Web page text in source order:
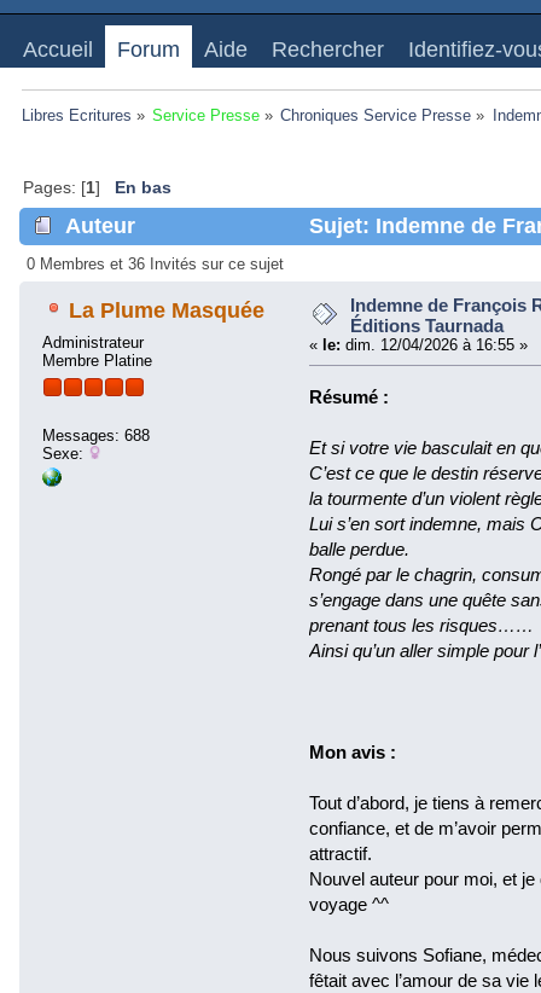
Accueil Forum Aide Rechercher Identifiez-
Libres Ecritures » Service Presse» Chroniques Service Presse »
Pages: [1] En bas
Auteur
Sujet: Indemne de
(Lu 327490 fois)
0 Membres et 36 Invités sur ce sujet
La Plume Masquée
Administrateur
Membre Platine
Messages: 688
Sexe:
Indemne de François
Éditions Taurnada
« le: dim. 12/04/2026 à 16:55 »
Résumé :
Et si votre vie basculait en
C’est ce que le destin
la tourmente d’un violent
Lui s’en sort indemne, mais
balle perdue.
Rongé par le chagrin,
s’engage dans une quête
prenant tous les risques……
Ainsi qu’un aller simple pour
Mon avis :
Tout d’abord, je tiens à
confiance, et de m’avoir
attractif.
Nouvel auteur pour moi, et je
voyage ^^
Nous suivons Sofiane,
fêtait avec l’amour de sa